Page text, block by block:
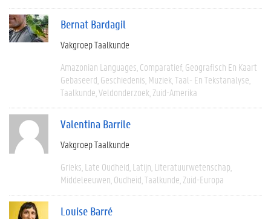
Bernat Bardagil
Vakgroep Taalkunde
Amazonian Languages Comparatief Geografisch En Kaart
Gebaseerd Geschiedenis Muziek Taal- En Tekstanalyse
Taalkunde Veldonderzoek Zuid-Amerika
Valentina Barrile
Vakgroep Taalkunde
Grieks Late Oudheid Latijn Literatuurwetenschap
Middeleeuwen Oudheid Taalkunde Zuid-Europa
Louise Barré